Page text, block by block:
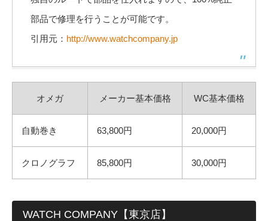
部品で修理を行うことが可能です。
引用元： http://www.watchcompany.jp
オメガ メーカー基本価格 WC基本価格
自動巻き 63,800円 20,000円
クロノグラフ 85,800円 30,000円
WATCH COMPANY【東京店】